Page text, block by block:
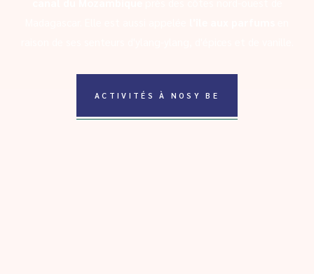
ACTIVITÉS À NOSY BE